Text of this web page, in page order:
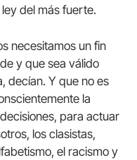
del más fuerte.
necesitamos un fin
y que sea válido
decían. Y que no es
la
para actuar
los clasistas,
el racismo y